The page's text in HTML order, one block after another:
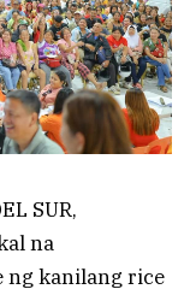
SUR,
na
ng kanilang rice